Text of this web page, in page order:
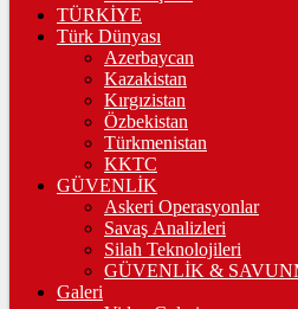
3.335,67%0,36
%-0,03
BİTCOİN
4782585฿%1.64124
LİTECOİN
%5.25507
ETHEREUM
TÜRKİYE
Türk Dünyası
Azerbaycan
Kazakistan
Kırgızistan
Özbekistan
Türkmenistan
KKTC
GÜVENLİK
Askeri Operasyonlar
Savaş Analizleri
Silah Teknolojileri
GÜVENLİK &
Galeri